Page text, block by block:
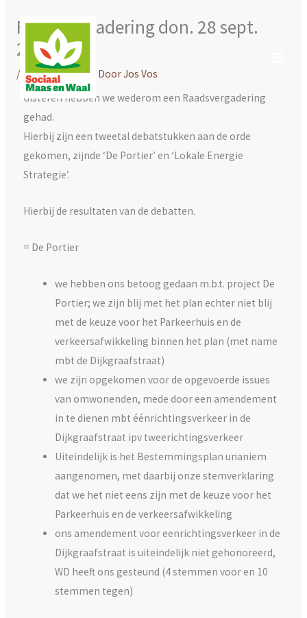
naarRaadsvergadering don. 28 sept.
2023
/ Uncategorized/ DoorJos Vos
Gisteren hebben we wederom een Raadsvergadering
gehad.
Hierbij zijn een tweetal debatstukken aan de orde
gekomen, zijnde ‘De Portier’ en ‘Lokale Energie
Strategie’.
Hierbij de resultaten van de debatten.
= De Portier
we hebben ons betoog gedaan m.b.t. project De
Portier; we zijn blij met het plan echter niet blij
met de keuze voor het Parkeerhuis en de
verkeersafwikkeling binnen het plan (met name
mbt de Dijkgraafstraat)
we zijn opgekomen voor de opgevoerde issues
van omwonenden, mede door een amendement
in te dienen mbt éénrichtingsverkeer in de
Dijkgraafstraat ipv tweerichtingsverkeer
Uiteindelijk is het Bestemmingsplan unaniem
aangenomen, met daarbij onze stemverklaring
dat we het niet eens zijn met de keuze voor het
Parkeerhuis en de verkeersafwikkeling
ons amendement voor eenrichtingsverkeer in de
Dijkgraafstraat is uiteindelijk niet gehonoreerd,
WD heeft ons gesteund (4 stemmen voor en 10
stemmen tegen)